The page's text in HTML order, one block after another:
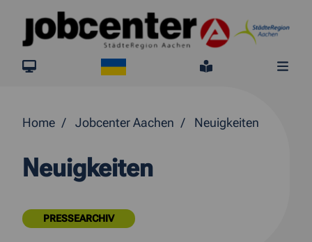
Springe direkt zum Inhalt
jobcenter.digital
Leichte
Home Jobcenter Aachen Neuigkeiten
Neuigkeiten
PRESSEARCHIV